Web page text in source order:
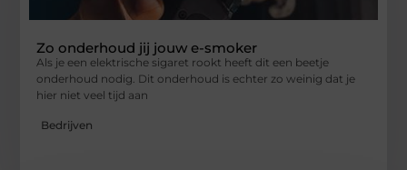
Zo onderhoud jij jouw e-smoker
Als je een elektrische sigaret rookt heeft dit een beetje
onderhoud nodig. Dit onderhoud is echter zo weinig dat je
hier niet veel tijd aan
Bedrijven